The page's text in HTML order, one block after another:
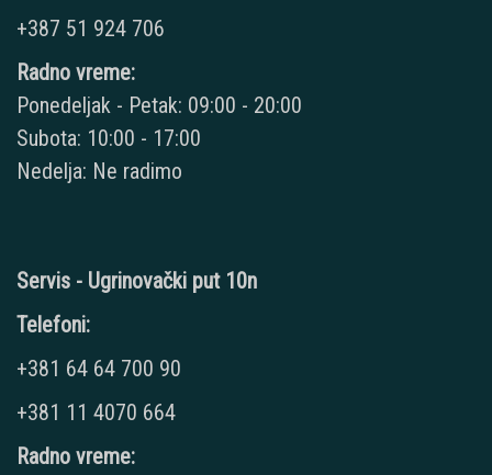
+387 51 924 706
Radno vreme:
Ponedeljak - Petak: 09:00 - 20:00
Subota: 10:00 - 17:00
Nedelja: Ne radimo
Servis - Ugrinovački put 10n
Telefoni:
+381 64 64 700 90
+381 11 4070 664
Radno vreme: